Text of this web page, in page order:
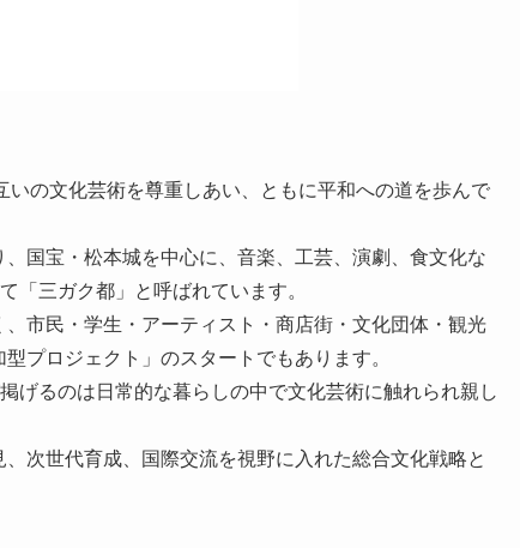
の文化芸術を尊重しあい、ともに平和への道を歩んで
国宝・松本城を中心に、音楽、工芸、演劇、食文化な
「三ガク都」と呼ばれています。
市民・学生・アーティスト・商店街・文化団体・観光
プロジェクト」のスタートでもあります。
げるのは日常的な暮らしの中で文化芸術に触れられ親し
次世代育成、国際交流を視野に入れた総合文化戦略と